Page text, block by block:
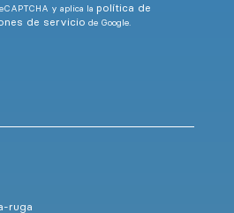
y aplica la política de
de servicio de Google.
ruga